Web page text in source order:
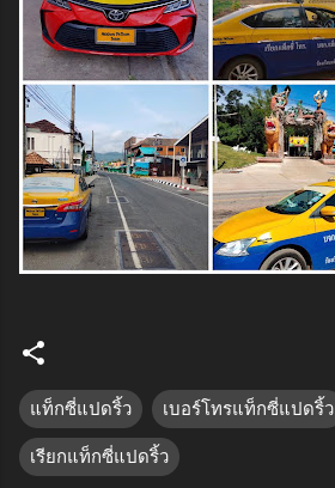
แท็กซี่แปดริ้ว เบอร์โทรแท็กซี่แปดริ้ว
เรียกแท็กซี่แปดริ้ว